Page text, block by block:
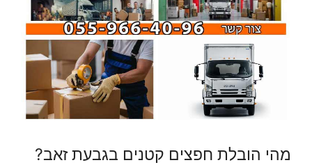
מהי הובלת חפצים קטנים בגבעת זאב?